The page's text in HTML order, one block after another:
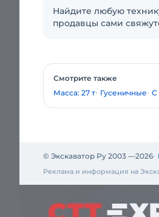
Найдите любую
продавцы сами
Смотрите также
Масса: 27 т Гусеничные С
© Экскаватор Ру 2003 —2026
Реклама и информация на